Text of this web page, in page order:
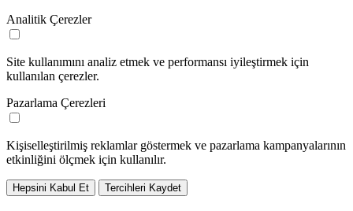
Analitik Çerezler
Site kullanımını analiz etmek ve performansı iyileştirmek için
kullanılan çerezler.
Pazarlama Çerezleri
Kişiselleştirilmiş reklamlar göstermek ve pazarlama kampanyalarının
etkinliğini ölçmek için kullanılır.
Hepsini Kabul Et Tercihleri Kaydet